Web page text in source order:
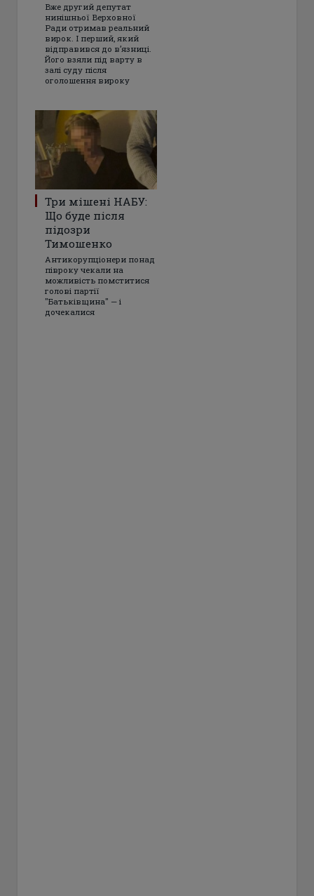
Вже другий депутат
нинішньої Верховної
Ради отримав реальний
вирок. І перший, який
відправився до в’язниці.
Його взяли під варту в
залі суду після
оголошення вироку
Три мішені НАБУ:
Що буде після
підозри
Тимошенко
Антикорупціонери понад
півроку чекали на
можливість помститися
голові партії
"Батьківщина" — і
дочекалися